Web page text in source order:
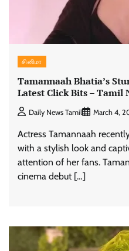
சினிமா
Tamannaah Bhatia’s
Latest Click Bits – Tamil
Daily News Tamil March 4,
Actress Tamannaah
with a stylish look and
attention of her fans.
cinema debut […]